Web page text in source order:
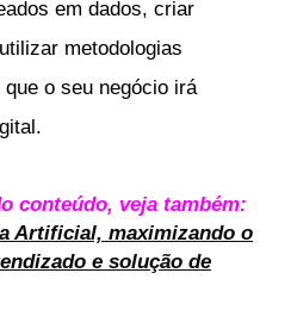
em dados, criar
metodologias
o seu negócio irá
conteúdo, veja também:
Artificial, maximizando o
e solução de